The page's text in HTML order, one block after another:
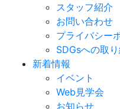
スタッフ紹介
お問い合わせ
プライバシー
SDGsへの取
新着情報
イベント
Web見学会
お知らせ